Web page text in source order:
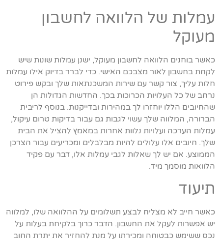
עמלות של הלוואה לחשבון
מעוקל
כאשר בוחנים הלוואה לחשבון מעוקל, ישנן עמלות שונות שיש
לקחת בחשבון לאור מצבכם האישי. כדי לברר בדיוק אילו עמלות
חלות עליך, צור קשר עם שירות המשכנתאות שלך ובקש פירוט
נרחב של כל העלויות הכרוכות בכך. החדשות הגדולות הן
שהחיובים הללו יוחזרו לך במהירות ובדייקנות. בנוסף לריבית
הברורה, המלווה שלך עשוי לגבות גם עבור בדיקות טרום עיקול,
עמלות הערכה ועלויות נלוות אחרות במאמץ להציל את הבית
שלך. חיובים אלו עלולים להיות מבלבלים ומכריעים עבור הצרכן
הממוצע. אם יש לך שאלות לגבי עמלות אלו, דבר עם פקיד
הלוואות מוסמך מיד.
תיעוד
כאשר חייב לא מצליח לבצע תשלומים על ההלוואה שלו, למלווה
יש אפשרות לעקל את החשבון. הדבר כרוך בלקיחת בעלות על
נכס ששימש כבטוחה ומכירתו על מנת להחזיר את יתרת החוב